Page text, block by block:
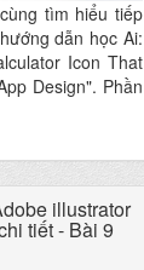
tìm hiểu tiếp
dẫn học Ai:
Icon That
Design". Phần
illustrator
tiết - Bài 9